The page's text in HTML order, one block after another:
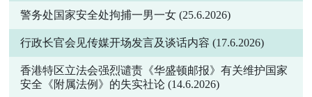
警务处国家安全处拘捕一男一女 (25.6.2026)
行政长官会见传媒开场发言及谈话内容 (17.6.2026)
香港特区立法会强烈谴责《华盛顿邮报》有关维护国家
安全《附属法例》的失实社论 (14.6.2026)